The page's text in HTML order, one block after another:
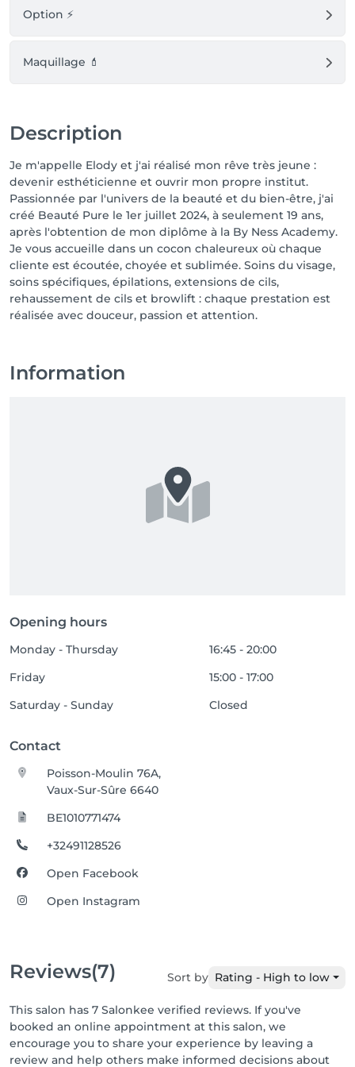
Option ⚡️
Maquillage 💄
Description
Je m'appelle Elody et j'ai réalisé mon rêve très jeune :
devenir esthéticienne et ouvrir mon propre institut.
Passionnée par l'univers de la beauté et du bien-être, j'ai
créé Beauté Pure le 1er juillet 2024, à seulement 19 ans,
après l'obtention de mon diplôme à la By Ness Academy.
Je vous accueille dans un cocon chaleureux où chaque
cliente est écoutée, choyée et sublimée. Soins du visage,
soins spécifiques, épilations, extensions de cils,
rehaussement de cils et browlift : chaque prestation est
réalisée avec douceur, passion et attention.
Information
Opening hours
Monday - Thursday
16:45 - 20:00
Friday
15:00 - 17:00
Saturday - Sunday
Closed
Contact
Poisson-Moulin 76A,
Vaux-Sur-Sûre 6640
BE1010771474
+32491128526
Open Facebook
Open Instagram
Reviews(7) Sort by Rating - High to low
This salon has 7 Salonkee verified reviews. If you've
booked an online appointment at this salon, we
encourage you to share your experience by leaving a
review and help others make informed decisions about